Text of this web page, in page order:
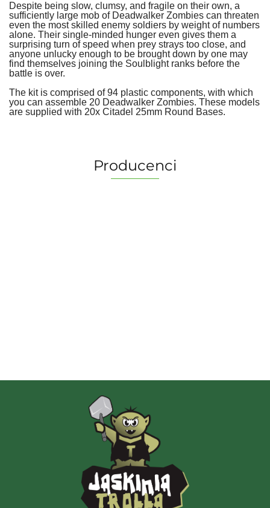
Despite being slow, clumsy, and fragile on their own, a
sufficiently large mob of Deadwalker Zombies can threaten
even the most skilled enemy soldiers by weight of numbers
alone. Their single-minded hunger even gives them a
surprising turn of speed when prey strays too close, and
anyone unlucky enough to be brought down by one may
find themselves joining the Soulblight ranks before the
battle is over.
The kit is comprised of 94 plastic components, with which
you can assemble 20 Deadwalker Zombies. These models
are supplied with 20x Citadel 25mm Round Bases.
Producenci
AMIGO Spiel